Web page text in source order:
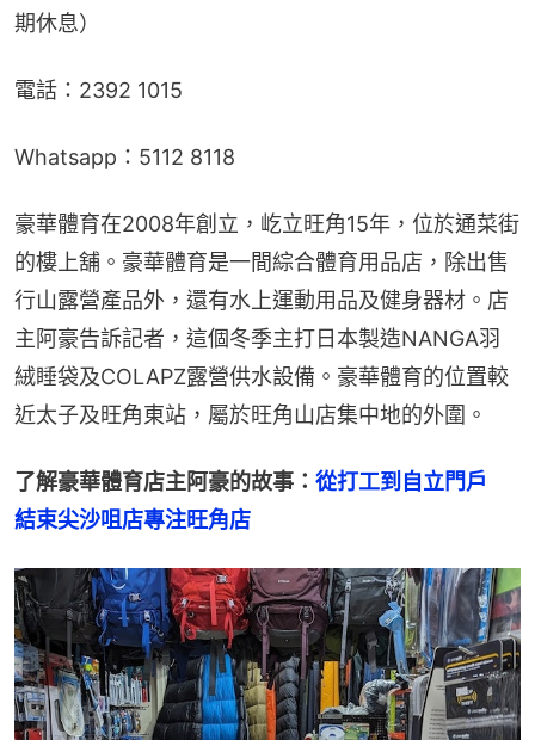
期休息）
電話：2392 1015
Whatsapp：5112 8118
豪華體育在2008年創立，屹立旺角15年，位於通菜街
的樓上舖。豪華體育是一間綜合體育用品店，除出售
行山露營產品外，還有水上運動用品及健身器材。店
主阿豪告訴記者，這個冬季主打日本製造NANGA羽
絨睡袋及COLAPZ露營供水設備。豪華體育的位置較
近太子及旺角東站，屬於旺角山店集中地的外圍。
了解豪華體育店主阿豪的故事： 從打工到自立門戶
結束尖沙咀店專注旺角店